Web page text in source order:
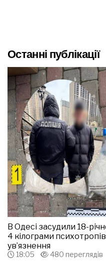
Останні публікації
В Одесі засудили 18-
4 кілограми
ув’язнення
18:05 480 переглядів